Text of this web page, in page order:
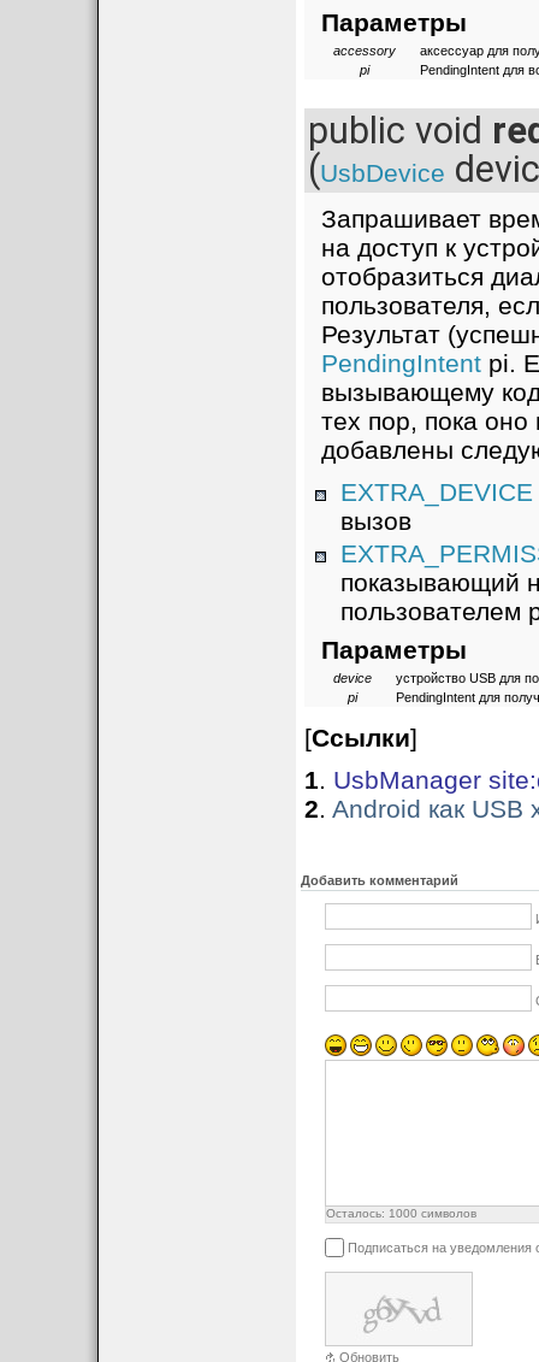
Параметры
accessory
аксессуар для
pi
PendingIntent для
public void
(UsbDevice
Запрашивает
на доступ к
отобразиться
пользователя,
Результат
PendingIntentpi.
вызывающему
тех пор, пока оно
добавлены
EXTRA_DEVICE
вызов
показывающий
пользователем
Параметры
device
устройство USB для
pi
PendingIntent для
[Ссылки]
1
UsbManager
2 Android как USB
Добавить комментарий
Осталось: 1000 символов
Подписаться на уведомления
Обновить